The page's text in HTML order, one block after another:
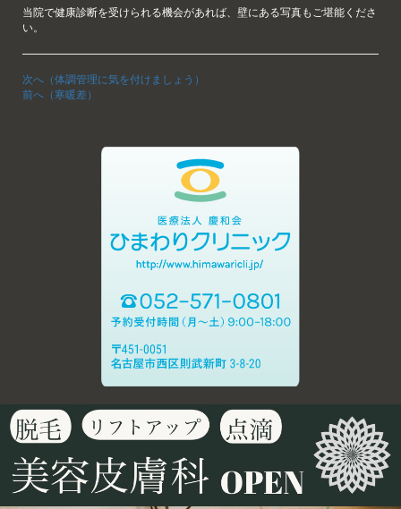
当院で健康診断を受けられる機会があれば、壁にある写真もご堪能くださ
い。
次へ（体調管理に気を付けましょう）
前へ（寒暖差）